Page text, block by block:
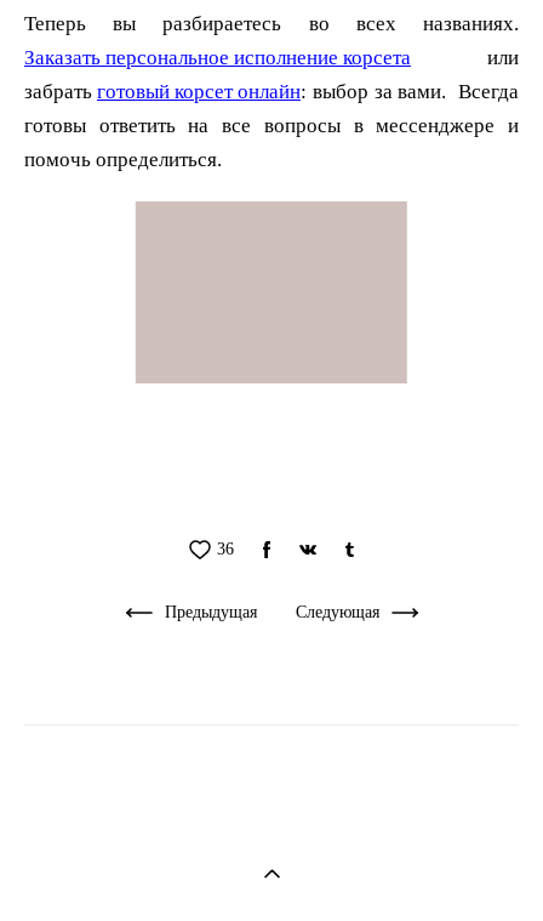
Заказать персональное исполнение корсета или
забрать готовый корсет онлайн: выбор за вами. Всегда
готовы ответить на все вопросы в мессенджере и
помочь определиться.
36
Предыдущая Следующая